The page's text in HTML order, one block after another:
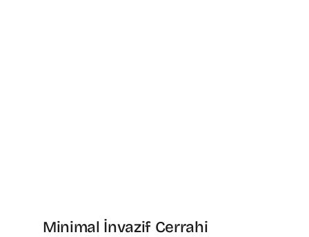
Minimal İnvazif Cerrahi